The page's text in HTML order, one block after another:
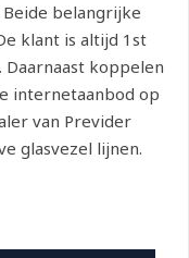
belangrijke
klant is altijd 1st
Daarnaast koppelen
internetaanbod op
van Previder
glasvezel lijnen.